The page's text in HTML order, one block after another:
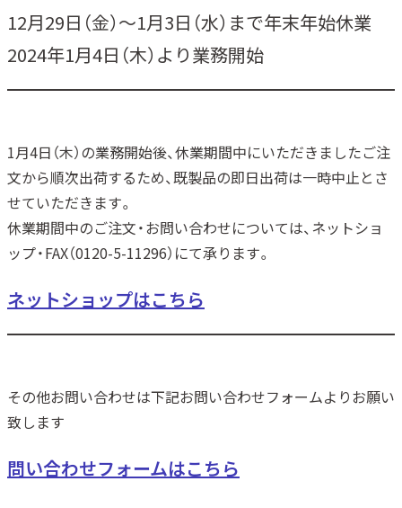
12月29日（金）～1月3日（水）まで年末年始休業
2024年1月4日（木）より業務開始
1月4日（木）の業務開始後、休業期間中にいただきましたご注
文から順次出荷するため、既製品の即日出荷は一時中止とさ
せていただきます。
休業期間中のご注文・お問い合わせについては、ネットショ
ップ・FAX（0120-5-11296）にて承ります。
ネットショップはこちら
その他お問い合わせは下記お問い合わせフォームよりお願い
致します
問い合わせフォームはこちら